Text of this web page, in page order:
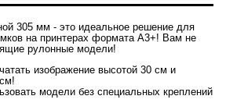
305 мм - это идеальное решение для
на принтерах формата А3+! Вам не
рулонные модели!
изображение высотой 30 см и
модели без специальных креплений